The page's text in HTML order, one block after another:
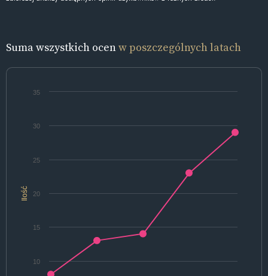
Suma wszystkich ocenw poszczególnych latach
Ilość
10
15
20
25
30
35